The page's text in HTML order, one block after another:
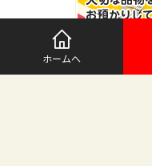
ホームへ